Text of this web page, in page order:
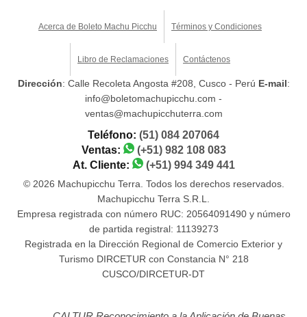
Acerca de Boleto Machu Picchu Términos y Condiciones
Libro de Reclamaciones Contáctenos
Dirección: Calle Recoleta Angosta #208, Cusco - Perú E-mail:
info@boletomachupicchu.com -
ventas@machupicchuterra.com
Teléfono: (51) 084 207064
Ventas:
(+51) 982 108 083
At. Cliente:
(+51) 994 349 441
© 2026 Machupicchu Terra. Todos los derechos reservados.
Machupicchu Terra S.R.L.
Empresa registrada con número RUC: 20564091490 y número
de partida registral: 11139273
Registrada en la Dirección Regional de Comercio Exterior y
Turismo DIRCETUR con Constancia N° 218
CUSCO/DIRCETUR-DT